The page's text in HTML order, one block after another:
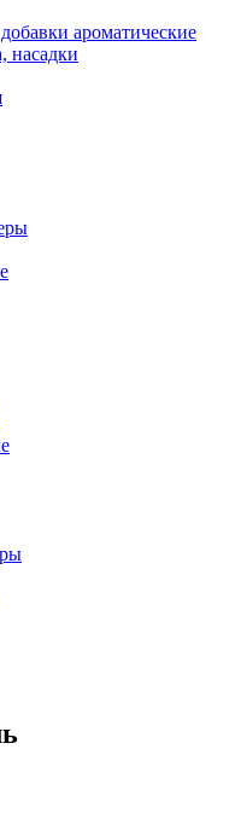
ароматические
насадки